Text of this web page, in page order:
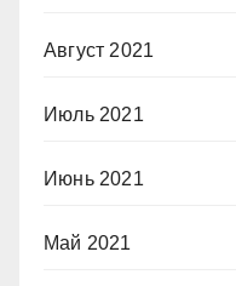
Август 2021
Июль 2021
Июнь 2021
Май 2021